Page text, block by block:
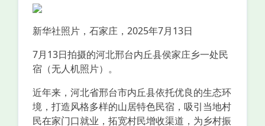
新华社照片，石家庄，2025年7月13日
7月13日拍摄的河北邢台内丘县侯家庄乡一处民
宿（无人机照片）。
近年来，河北省邢台市内丘县依托优良的生态环
境，打造风格多样的山居特色民宿，吸引当地村
民在家门口就业，拓宽村民增收渠道，为乡村振